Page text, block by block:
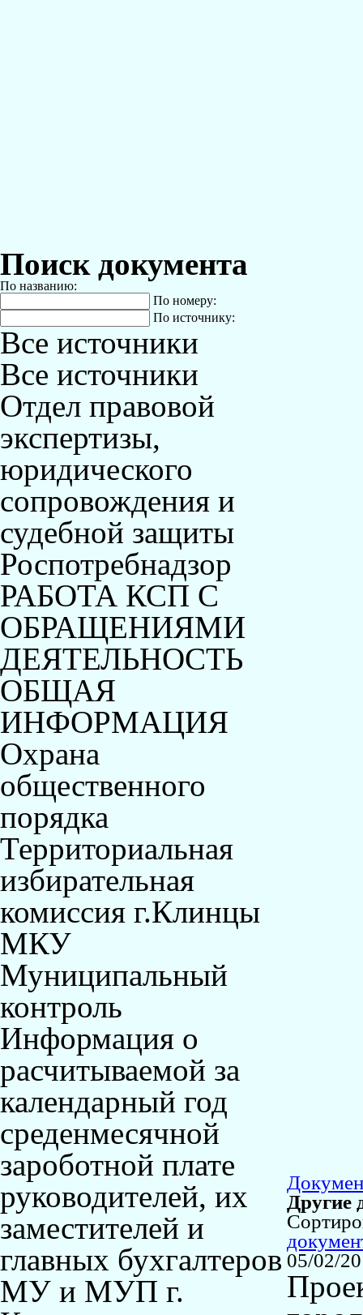
Поиск документа
По названию:
По номеру:
По источнику:
Все источники
Все источники
Отдел правовой
экспертизы,
юридического
сопровождения и
судебной защиты
Роспотребнадзор
РАБОТА КСП С
ОБРАЩЕНИЯМИ
ДЕЯТЕЛЬНОСТЬ
ОБЩАЯ
ИНФОРМАЦИЯ
Охрана
общественного
порядка
Территориальная
избирательная
комиссия г.Клинцы
МКУ
Муниципальный
контроль
Информация о
расчитываемой за
календарный год
среденмесячной
зароботной плате
руководителей, их
заместителей и
главных бухгалтеров
МУ и МУП г.
Другие
05/02/